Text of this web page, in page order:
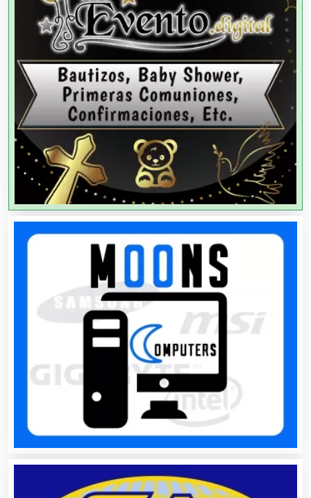
Agencias de Modelos
Agencias de Publicidad
Agencias de Viajes
Agricultores
Agricultura y Ganadería
Agua Purificada
Aire Acondicionado
Albercas